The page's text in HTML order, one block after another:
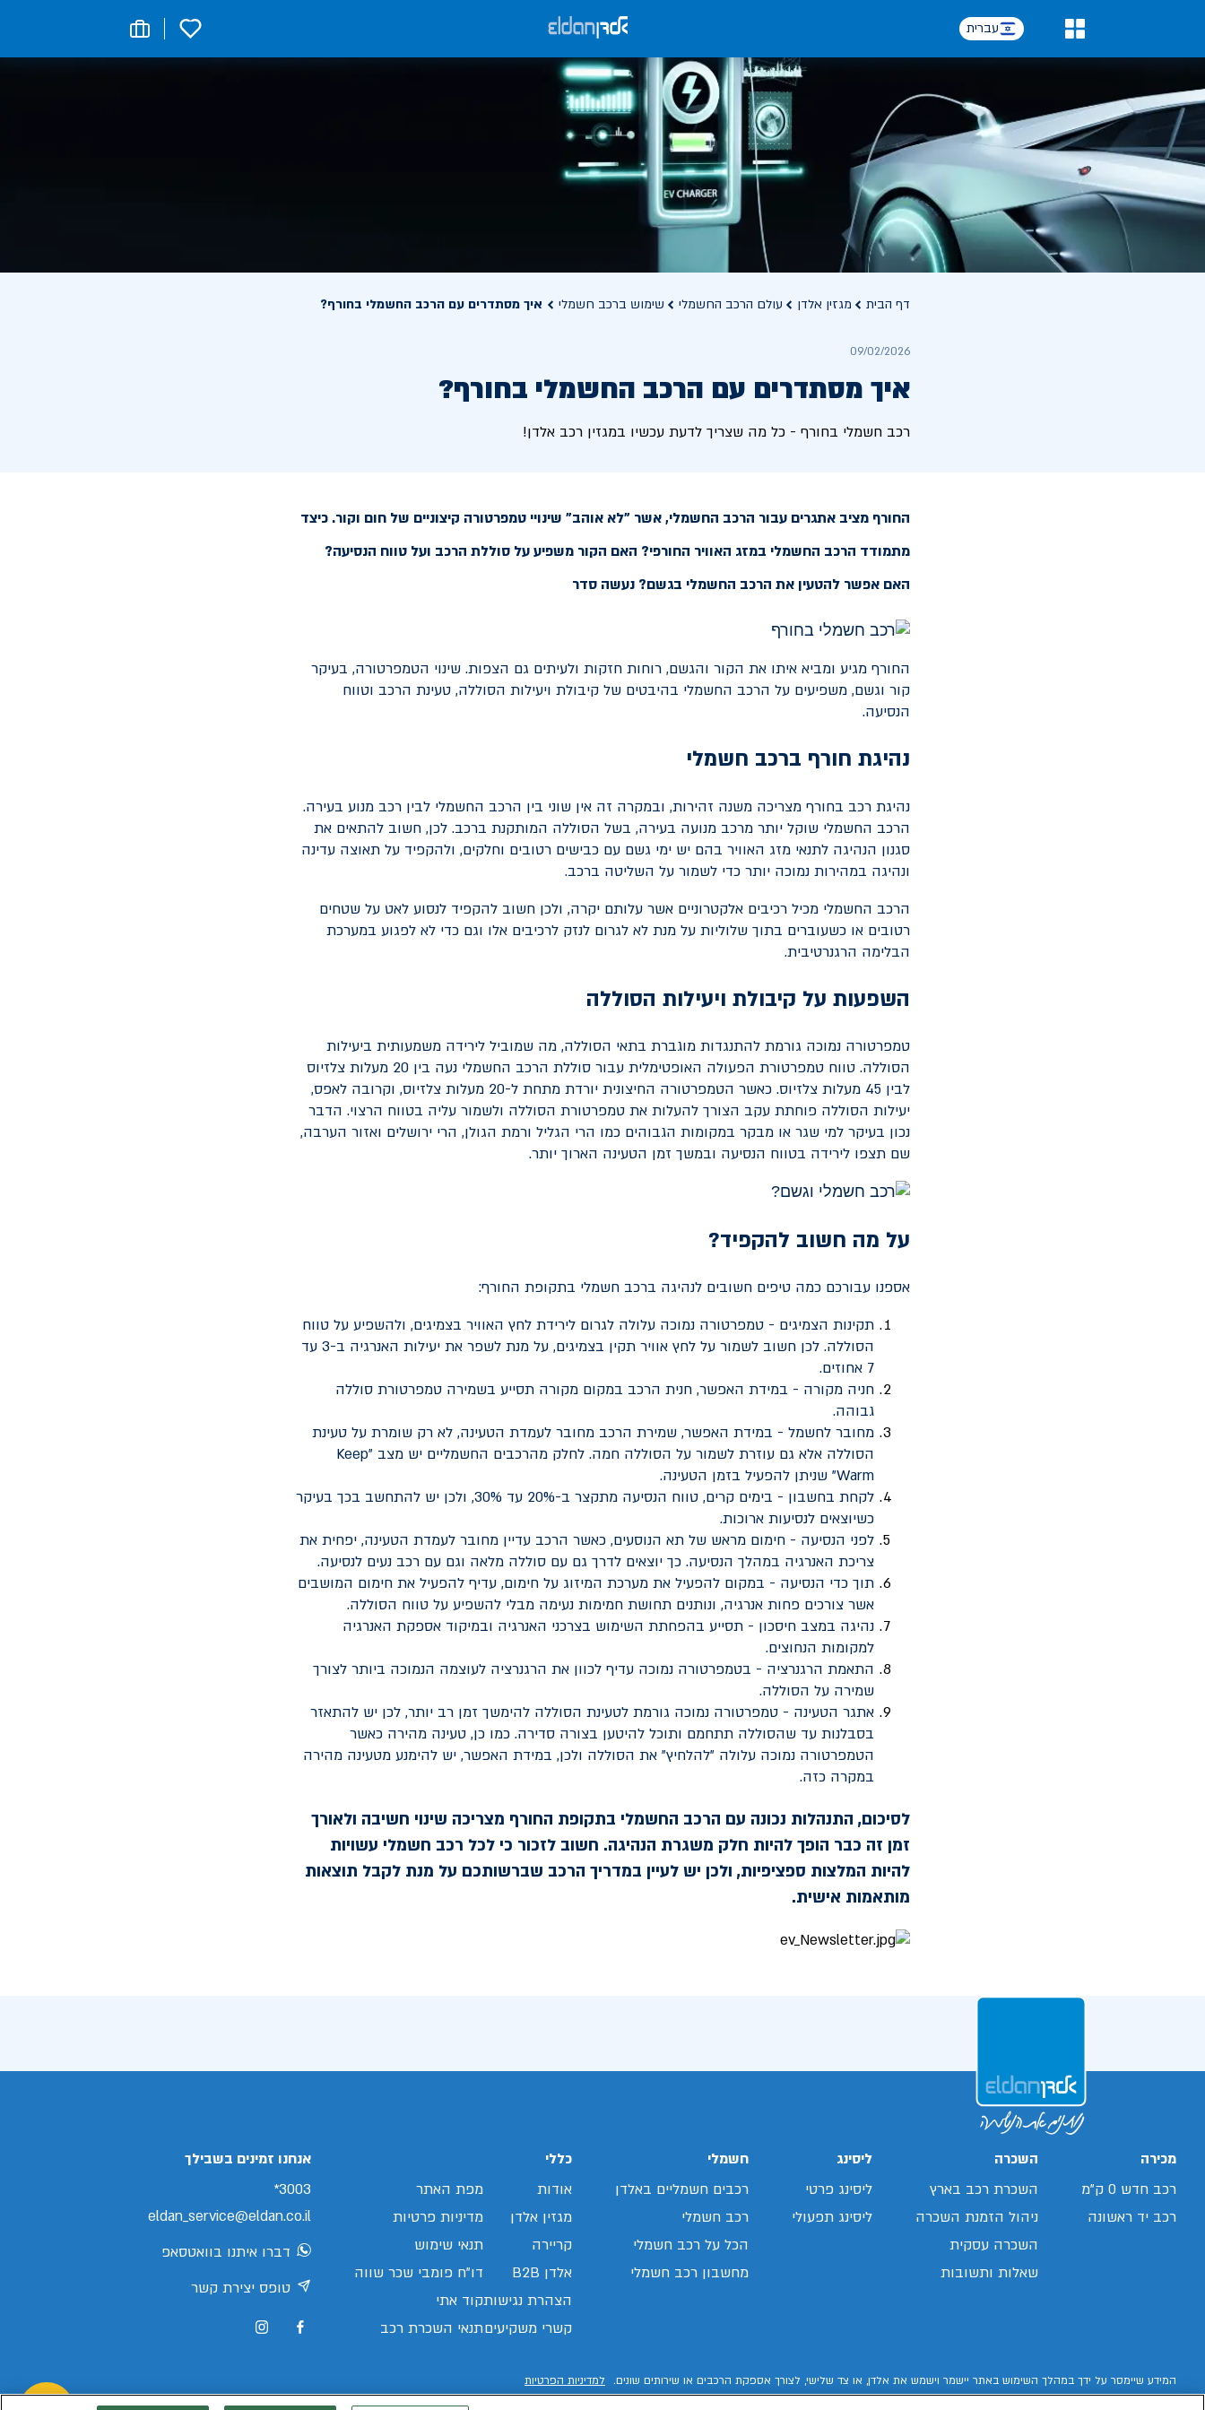
עברית 0
דף הבית מגזין אלדן עולם הרכב החשמלי שימוש ברכב חשמלי איך מסתדרים עם הרכב החשמלי בחורף?
09/02/2026
איך מסתדרים עם הרכב החשמלי בחורף?
רכב חשמלי בחורף - כל מה שצריך לדעת עכשיו במגזין רכב אלדן!
החורף מציב אתגרים עבור הרכב החשמלי, אשר "לא אוהב" שינויי טמפרטורה קיצוניים של חום וקור. כיצד
מתמודד הרכב החשמלי במזג האוויר החורפי? האם הקור משפיע על סוללת הרכב ועל טווח הנסיעה?
האם אפשר להטעין את הרכב החשמלי בגשם? נעשה סדר
החורף מגיע ומביא איתו את הקור והגשם, רוחות חזקות ולעיתים גם הצפות. שינוי הטמפרטורה, בעיקר
קור וגשם, משפיעים על הרכב החשמלי בהיבטים של קיבולת ויעילות הסוללה, טעינת הרכב וטווח
הנסיעה.
נהיגת חורף ברכב חשמלי
נהיגת רכב בחורף מצריכה משנה זהירות, ובמקרה זה אין שוני בין הרכב החשמלי לבין רכב מנוע בעירה.
הרכב החשמלי שוקל יותר מרכב מנועה בעירה, בשל הסוללה המותקנת ברכב. לכן, חשוב להתאים את
סגנון הנהיגה לתנאי מזג האוויר בהם יש ימי גשם עם כבישים רטובים וחלקים, ולהקפיד על תאוצה עדינה
ונהיגה במהירות נמוכה יותר כדי לשמור על השליטה ברכב.
הרכב החשמלי מכיל רכיבים אלקטרוניים אשר עלותם יקרה, ולכן חשוב להקפיד לנסוע לאט על שטחים
רטובים או כשעוברים בתוך שלוליות על מנת לא לגרום לנזק לרכיבים אלו וגם כדי לא לפגוע במערכת
הבלימה הרגנרטיבית.
השפעות על קיבולת ויעילות הסוללה
טמפרטורה נמוכה גורמת להתנגדות מוגברת בתאי הסוללה, מה שמוביל לירידה משמעותית ביעילות
הסוללה. טווח טמפרטורת הפעולה האופטימלית עבור סוללת הרכב החשמלי נעה בין 20 מעלות צלזיוס
לבין 45 מעלות צלזיוס. כאשר הטמפרטורה החיצונית יורדת מתחת ל-20 מעלות צלזיוס, וקרובה לאפס,
יעילות הסוללה פוחתת עקב הצורך להעלות את טמפרטורת הסוללה ולשמור עליה בטווח הרצוי. הדבר
נכון בעיקר למי שגר או מבקר במקומות הגבוהים כמו הרי הגליל ורמת הגולן, הרי ירושלים ואזור הערבה,
שם תצפו לירידה בטווח הנסיעה ובמשך זמן הטעינה הארוך יותר.
על מה חשוב להקפיד?
אספנו עבורכם כמה טיפים חשובים לנהיגה ברכב חשמלי בתקופת החורף:
תקינות הצמיגים - טמפרטורה נמוכה עלולה לגרום לירידת לחץ האוויר בצמיגים, ולהשפיע על טווח
הסוללה. לכן חשוב לשמור על לחץ אוויר תקין בצמיגים, על מנת לשפר את יעילות האנרגיה ב-3 עד
7 אחוזים.
חניה מקורה - במידת האפשר, חנית הרכב במקום מקורה תסייע בשמירה טמפרטורת סוללה
גבוהה.
מחובר לחשמל - במידת האפשר, שמירת הרכב מחובר לעמדת הטעינה, לא רק שומרת על טעינת
הסוללה אלא גם עוזרת לשמור על הסוללה חמה. לחלק מהרכבים החשמליים יש מצב "Keep
Warm" שניתן להפעיל בזמן הטעינה.
לקחת בחשבון - בימים קרים, טווח הנסיעה מתקצר ב-20% עד 30%, ולכן יש להתחשב בכך בעיקר
כשיוצאים לנסיעות ארוכות.
לפני הנסיעה - חימום מראש של תא הנוסעים, כאשר הרכב עדיין מחובר לעמדת הטעינה, יפחית את
צריכת האנרגיה במהלך הנסיעה. כך יוצאים לדרך גם עם סוללה מלאה וגם עם רכב נעים לנסיעה.
תוך כדי הנסיעה - במקום להפעיל את מערכת המיזוג על חימום, עדיף להפעיל את חימום המושבים
אשר צורכים פחות אנרגיה, ונותנים תחושת חמימות נעימה מבלי להשפיע על טווח הסוללה.
נהיגה במצב חיסכון - תסייע בהפחתת השימוש בצרכני האנרגיה ובמיקוד אספקת האנרגיה
למקומות הנחוצים.
התאמת הרגנרציה - בטמפרטורה נמוכה עדיף לכוון את הרגנרציה לעוצמה הנמוכה ביותר לצורך
שמירה על הסוללה.
אתגר הטעינה - טמפרטורה נמוכה גורמת לטעינת הסוללה להימשך זמן רב יותר, לכן יש להתאזר
בסבלנות עד שהסוללה תתחמם ותוכל להיטען בצורה סדירה. כמו כן, טעינה מהירה כאשר
הטמפרטורה נמוכה עלולה "להלחיץ" את הסוללה ולכן, במידת האפשר, יש להימנע מטעינה מהירה
במקרה כזה.
לסיכום, התנהלות נכונה עם הרכב החשמלי בתקופת החורף מצריכה שינוי חשיבה ולאורך
זמן זה כבר הופך להיות חלק משגרת הנהיגה. חשוב לזכור כי לכל רכב חשמלי עשויות
להיות המלצות ספציפיות, ולכן יש לעיין במדריך הרכב שברשותכם על מנת לקבל תוצאות
מותאמות אישית.
מכירה
רכב חדש 0 ק"מ
רכב יד ראשונה
השכרה
השכרת רכב בארץ
ניהול הזמנת השכרה
השכרה עסקית
שאלות ותשובות
ליסינג
ליסינג פרטי
ליסינג תפעולי
חשמלי
רכבים חשמליים באלדן
רכב חשמלי
הכל על רכב חשמלי
מחשבון רכב חשמלי
כללי
אודות
מגזין אלדן
קריירה
אלדן B2B
הצהרת נגישות
קשרי משקיעים
מפת האתר
מדיניות פרטיות
תנאי שימוש
דו"ח פומבי שכר שווה
קוד אתי
תנאי השכרת רכב
אנחנו זמינים בשבילך
3003*
eldan_service@eldan.co.il
דברו איתנו בוואטסאפ
טופס יצירת קשר
המידע שיימסר על ידך במהלך השימוש באתר יישמר וישמש את אלדן, או צד שלישי, לצורך אספקת הרכבים או שירותים שונים. למדיניות הפרטיות